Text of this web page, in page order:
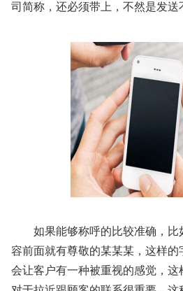
司简称，还必须带上，不然是发送
如果能够称呼的比较准确，
容前面就有尊敬的某某某，这样
会让客户有一种被重视的感觉，这